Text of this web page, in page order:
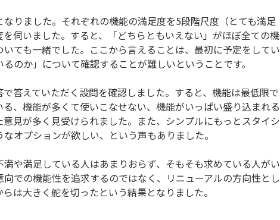
りました。それぞれの機能の満足度を5段階尺度（とても満足
伺いました。すると、「どちらともいえない」がほぼ全ての機
ても一緒でした。ここから言えることは、最初に予定をしてい
のか」について確認することが難しいということです。
答えていただく設問を確認しました。すると、機能は最低限で
、機能が多くて使いこなせない、機能がいっぱい盛り込まれる
見が多く見受けられました。また、シンプルにもっとスタイシ
オプションが欲しい、という声もありました。
や満足している人はあまりおらず、そもそも求めている人がい
での機能性を追求するのではなく、リニューアルの方向性とし
は大きく舵を切ったという結果となりました。